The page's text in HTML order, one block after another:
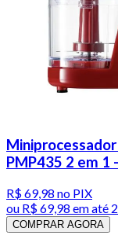
PMP435 2 em 1
R$ 69,98 no PIX
ou R$ 69,98 em até
COMPRAR AGORA